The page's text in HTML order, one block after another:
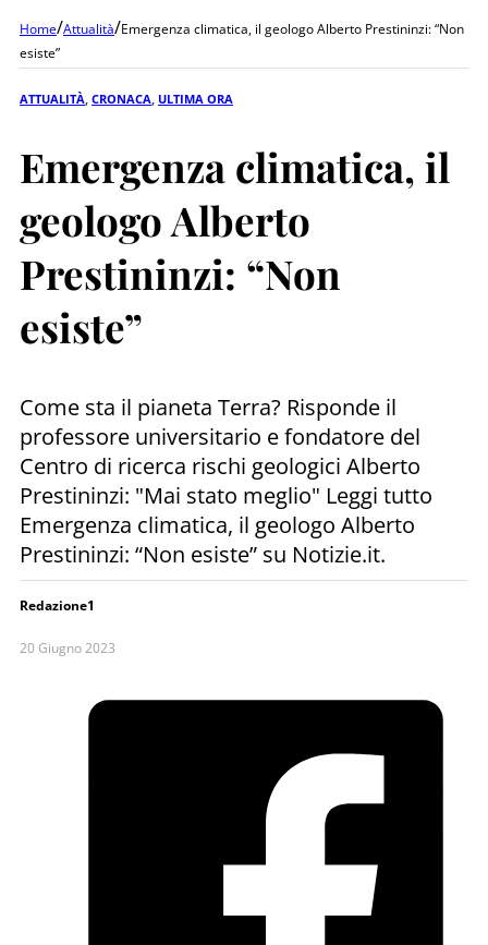
Home/Attualità/Emergenza climatica, il geologo Alberto Prestininzi: “Non
esiste”
ATTUALITÀ CRONACA ULTIMA ORA
Emergenza climatica, il
geologo Alberto
Prestininzi: “Non
esiste”
Come sta il pianeta Terra? Risponde il
professore universitario e fondatore del
Centro di ricerca rischi geologici Alberto
Prestininzi: "Mai stato meglio" Leggi tutto
Emergenza climatica, il geologo Alberto
Prestininzi: “Non esiste” su Notizie.it.
Redazione1
20 Giugno 2023